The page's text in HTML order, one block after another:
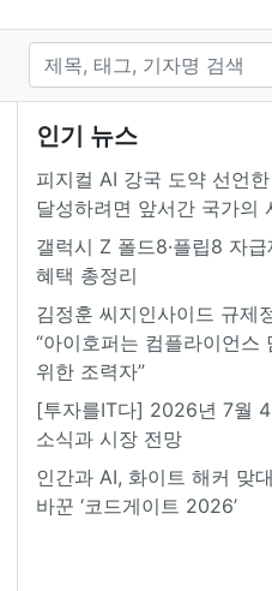
인기 뉴스
피지컬 AI 강국 도약 선언
달성하려면 앞서간 국가의
갤럭시 Z 폴드8·플립8 자
혜택 총정리
김정훈 씨지인사이드 규제
“아이호퍼는 컴플라이언스
위한 조력자”
[투자를IT다] 2026년 7월
소식과 시장 전망
인간과 AI, 화이트 해커 맞
바꾼 ‘코드게이트 2026’